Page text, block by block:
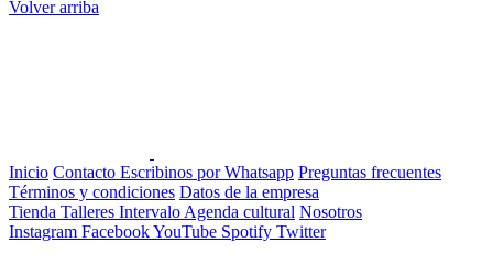
Volver arriba
Inicio Contacto Escribinos por Whatsapp Preguntas frecuentes
Términos y condiciones Datos de la empresa
Tienda Talleres Intervalo Agenda cultural Nosotros
Instagram FacebookYouTube Spotify Twitter